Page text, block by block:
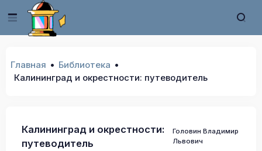
Главная
Библиотека
Калининград и окрестности: путеводитель
Калининград и окрестности:
путеводитель
Головин Владимир
Львович